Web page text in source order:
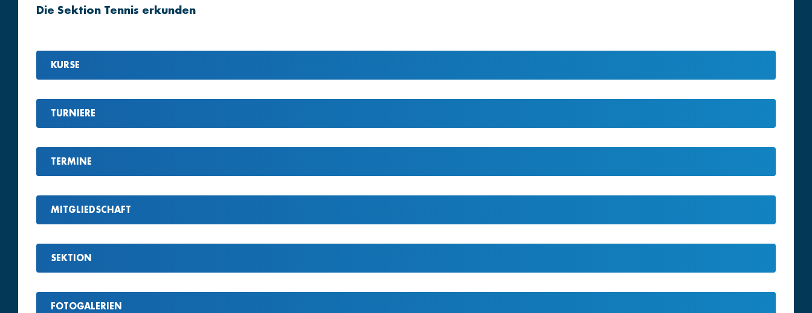
Die Sektion Tennis erkunden
KURSE
TURNIERE
TERMINE
MITGLIEDSCHAFT
SEKTION
FOTOGALERIEN